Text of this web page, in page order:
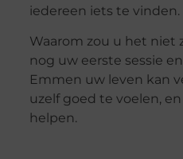
iedereen iets te vinden.
Waarom zou u het niet
nog uw eerste sessie
Emmen uw leven kan
uzelf goed te voelen,
helpen.